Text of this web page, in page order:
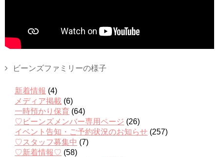
ビーンズファミリーの様子
新着情報 (4)
メディア掲載 (6)
一時預かり保育 (64)
♡ビーンズメンバー専用ページ (26)
イベント告知・ご予約状況のお知らせ (257)
♡スタッフ募集中 (7)
♡新着情報♡ (58)